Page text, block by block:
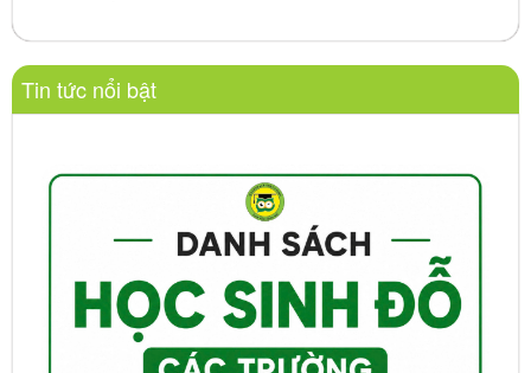
Tin tức nổi bật